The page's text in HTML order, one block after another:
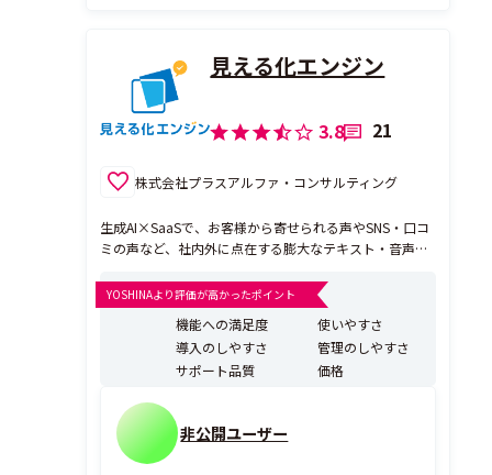
見える化エンジン
3.8 21
株式会社プラスアルファ・コンサルティング
生成AI×SaaSで、お客様から寄せられる声やSNS・口コ
ミの声など、社内外に点在する膨大なテキスト・音声を
載データ活用プラットフォーム」です。 テキストマイニ
ング領域において、13年連続導入実績No.1と、多くのお
客様にご支持いただいている見える化エンジンは...
YOSHINAより評価が高かったポイント
機能への満足度
使いやすさ
導入のしやすさ
管理のしやすさ
サポート品質
価格
非公開ユーザー